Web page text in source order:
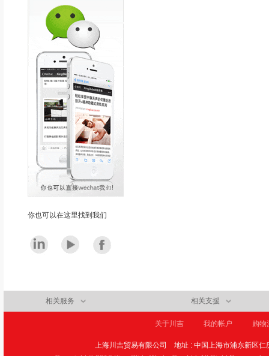
你也可以在这里找到我们
相关服务 相关支援
关于川吉 我的帐户 购物
上海川吉贸易有限公司
地址 : 中国上海市浦东新区